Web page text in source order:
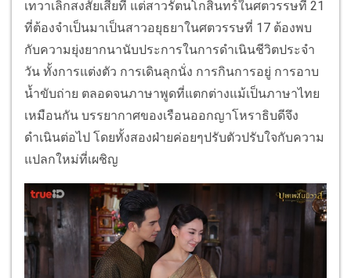
เทวาเลิกสงสัยเสียที แต่สาวรัตนโกสินทร์ในศตวรรษที่ 21
ที่ต้องจำเป็นมาเป็นสาวอยุธยาในศตวรรษที่ 17 ต้องพบ
กับความยุ่งยากนานับประการในการดำเนินชีวิตประจำ
วัน ทั้งการแต่งตัว การเดินลุกนั่ง การกินการอยู่ การอาบ
น้ำขับถ่าย ตลอดจนภาษาพูดที่แตกต่างแม้เป็นภาษาไทย
เหมือนกัน บรรยากาศของเรือนออกญาโหราธิบดีจึง
ดำเนินต่อไป โดยทั้งสองฝ่ายค่อยๆปรับตัวปรับใจกับความ
แปลกใหม่ที่เผชิญ